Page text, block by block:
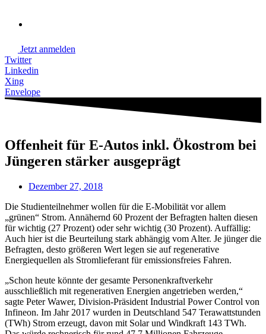
Jetzt anmelden
Twitter
Linkedin
Xing
Envelope
Offenheit für E-Autos inkl. Ökostrom bei
Jüngeren stärker ausgeprägt
Dezember 27, 2018
Die Studienteilnehmer wollen für die E-Mobilität vor allem
„grünen“ Strom. Annähernd 60 Prozent der Befragten halten diesen
für wichtig (27 Prozent) oder sehr wichtig (30 Prozent). Auffällig:
Auch hier ist die Beurteilung stark abhängig vom Alter. Je jünger die
Befragten, desto größeren Wert legen sie auf regenerative
Energiequellen als Stromlieferant für emissionsfreies Fahren.
„Schon heute könnte der gesamte Personenkraftverkehr
ausschließlich mit regenerativen Energien angetrieben werden,“
sagte Peter Wawer, Division-Präsident Industrial Power Control von
Infineon. Im Jahr 2017 wurden in Deutschland 547 Terawattstunden
(TWh) Strom erzeugt, davon mit Solar und Windkraft 143 TWh.